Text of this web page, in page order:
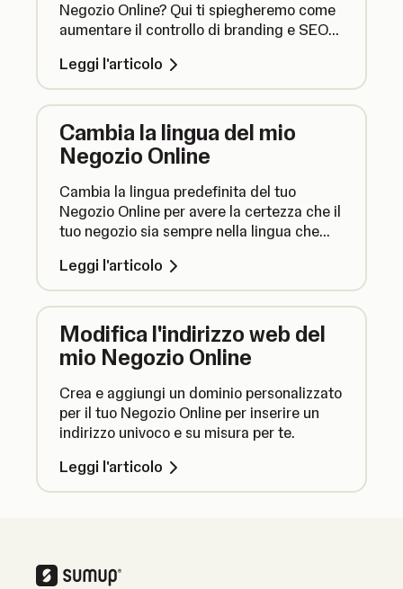
Negozio Online? Qui ti spiegheremo come
aumentare il controllo di branding e SEO
Negozio Online.
Leggi l'articolo
Cambia la lingua del mio
Negozio Online
Cambia la lingua predefinita del tuo
Negozio Online per avere la certezza che il
tuo negozio sia sempre nella lingua che
Leggi l'articolo
Modifica l'indirizzo web del
mio Negozio Online
Crea e aggiungi un dominio personalizzato
per il tuo Negozio Online per inserire un
indirizzo univoco e su misura per te.
Leggi l'articolo